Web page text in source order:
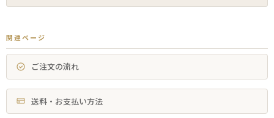
関連ページ
ご注文の流れ
送料・お支払い方法